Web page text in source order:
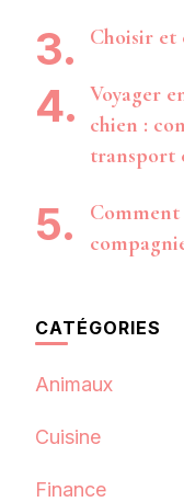
Choisir et
Voyager
chien :
transport
CATÉGORIES
Animaux
Cuisine
Finance